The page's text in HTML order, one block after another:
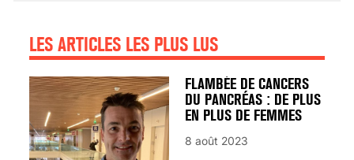
LES ARTICLES LES PLUS LUS
FLAMBÉE DE CANCERS
DU PANCRÉAS : DE PLUS
EN PLUS DE FEMMES
8 août 2023